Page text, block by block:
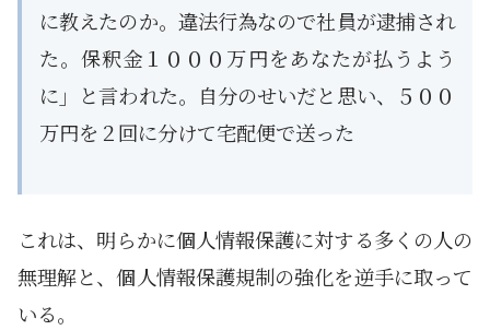
に教えたのか。違法行為なので社員が逮捕され
た。保釈金１０００万円をあなたが払うよう
に」と言われた。自分のせいだと思い、５００
万円を２回に分けて宅配便で送った
これは、明らかに個人情報保護に対する多くの人の
無理解と、個人情報保護規制の強化を逆手に取って
いる。